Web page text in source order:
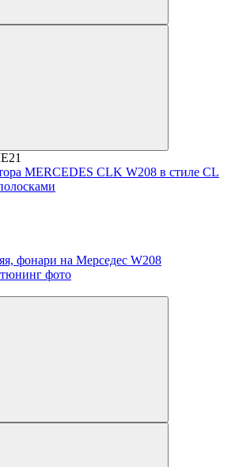
MERCEDES CLK W208 в стиле CL